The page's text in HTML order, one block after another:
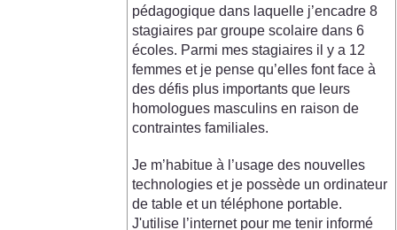
pédagogique dans laquelle j’encadre 8
stagiaires par groupe scolaire dans 6
écoles. Parmi mes stagiaires il y a 12
femmes et je pense qu’elles font face à
des défis plus importants que leurs
homologues masculins en raison de
contraintes familiales.
Je m’habitue à l’usage des nouvelles
technologies et je possède un ordinateur
de table et un téléphone portable.
J'utilise l’internet pour me tenir informé